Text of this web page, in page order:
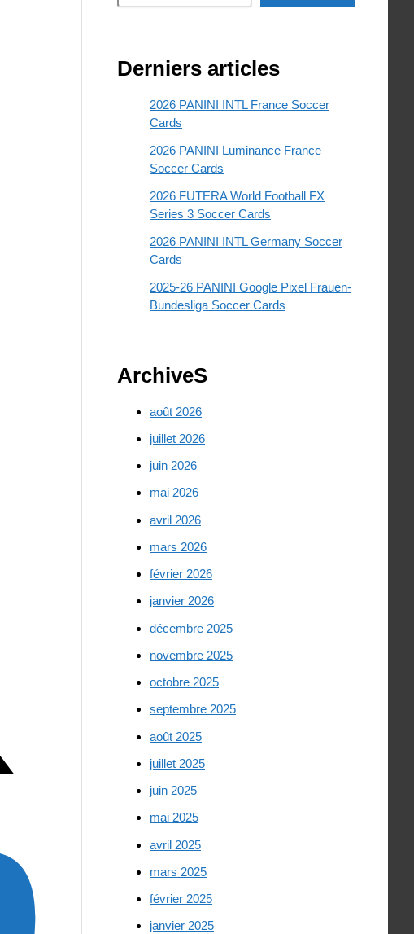
Derniers articles
2026 PANINI INTL France Soccer
Cards
2026 PANINI Luminance France
Soccer Cards
2026 FUTERA World Football FX
Series 3 Soccer Cards
2026 PANINI INTL Germany Soccer
Cards
2025-26 PANINI Google Pixel Frauen-
Bundesliga Soccer Cards
ArchiveS
août 2026
juillet 2026
juin 2026
mai 2026
avril 2026
mars 2026
février 2026
janvier 2026
décembre 2025
novembre 2025
octobre 2025
septembre 2025
août 2025
juillet 2025
juin 2025
mai 2025
avril 2025
mars 2025
février 2025
janvier 2025